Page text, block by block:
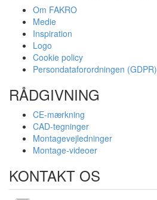
Om FAKRO
Medie
Inspiration
Logo
Cookie policy
Persondataforordningen (GDPR)
RÅDGIVNING
CE-mærkning
CAD-tegninger
Montagevejledninger
Montage-videoer
KONTAKT OS